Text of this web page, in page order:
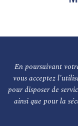
En poursuivant
vous acceptez
pour disposer de
ainsi que pour la
Le conseil